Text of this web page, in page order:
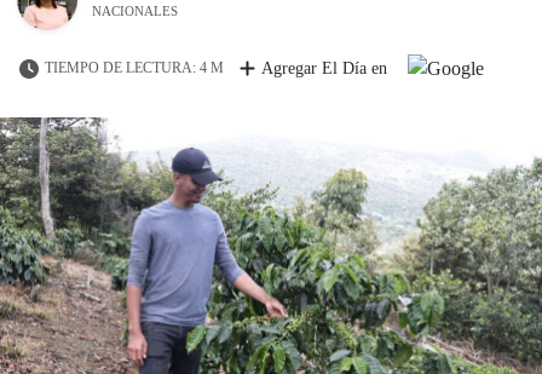
NACIONALES
TIEMPO DE LECTURA: 4 M Agregar El Día en